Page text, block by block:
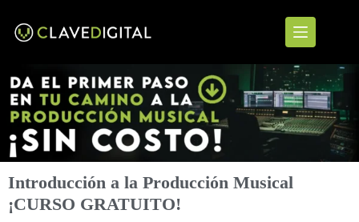
Introducción a la Producción Musical
¡CURSO GRATUITO!